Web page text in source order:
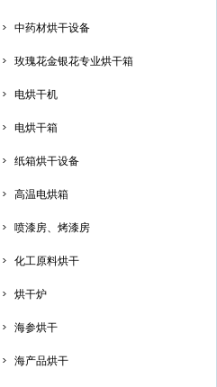
中药材烘干设备
玫瑰花金银花专业烘干箱
电烘干机
电烘干箱
纸箱烘干设备
高温电烘箱
喷漆房、烤漆房
化工原料烘干
烘干炉
海参烘干
海产品烘干